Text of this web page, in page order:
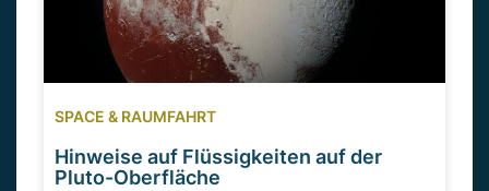
SPACE & RAUMFAHRT
Hinweise auf Flüssigkeiten auf der
Pluto-Oberfläche